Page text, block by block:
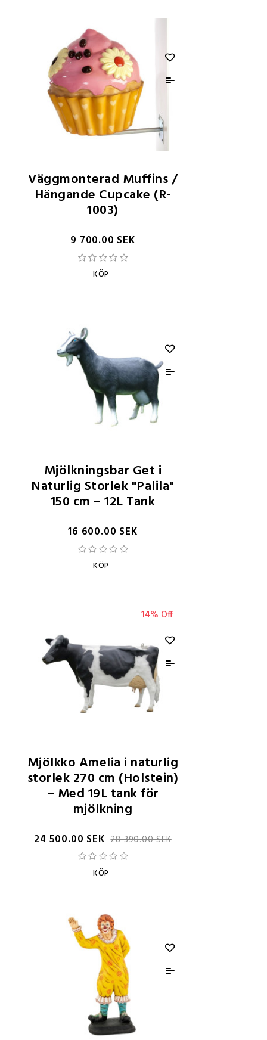
Väggmonterad Muffins /
Hängande Cupcake (R-
1003)
9 700.00 SEK
KÖP
Mjölkningsbar Get i
Naturlig Storlek "Palila"
150 cm – 12L Tank
16 600.00 SEK
KÖP
14% Off
Mjölkko Amelia i naturlig
storlek 270 cm (Holstein)
– Med 19L tank för
mjölkning
24 500.00 SEK 28 390.00 SEK
KÖP